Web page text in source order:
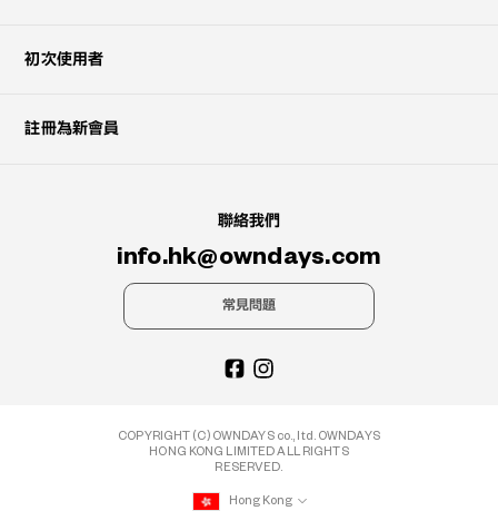
初次使用者
註冊為新會員
聯絡我們
info.hk@owndays.com
常見問題
COPYRIGHT (C) OWNDAYS co., ltd. OWNDAYS
HONG KONG LIMITED ALL RIGHTS
RESERVED.
Hong Kong